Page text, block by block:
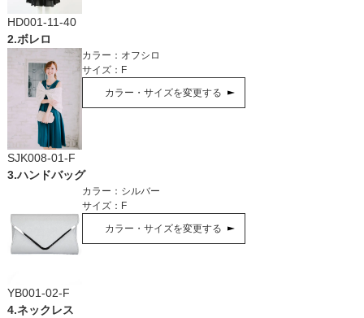
HD001-11-40
2.ボレロ
カラー： オフシロ
サイズ： F
カラー・サイズを変更する
SJK008-01-F
3.ハンドバッグ
カラー： シルバー
サイズ： F
カラー・サイズを変更する
YB001-02-F
4.ネックレス